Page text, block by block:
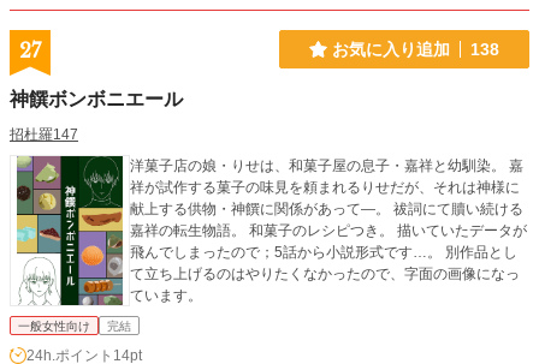
27 お気に入り追加 138
神饌ボンボニエール
招杜羅147
洋菓子店の娘・りせは、和菓子屋の息子・嘉祥と幼馴染。 嘉
祥が試作する菓子の味見を頼まれるりせだが、それは神様に
献上する供物・神饌に関係があって―。 祓詞にて贖い続ける
嘉祥の転生物語。 和菓子のレシピつき。 描いていたデータが
飛んでしまったので；5話から小説形式です…。 別作品とし
て立ち上げるのはやりたくなかったので、字面の画像になっ
ています。
一般女性向け 完結
24h.ポイント 14pt